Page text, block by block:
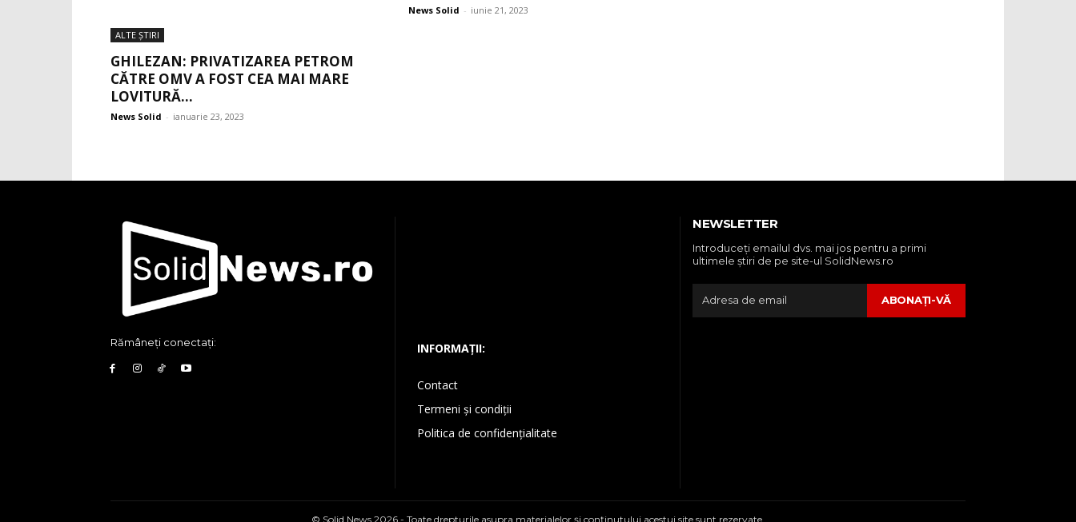
News Solid - iunie 21, 2023
ALTE ŞTIRI
GHILEZAN: PRIVATIZAREA PETROM
CĂTRE OMV A FOST CEA MAI MARE
LOVITURĂ...
News Solid - ianuarie 23, 2023
Rămâneți conectați: INFORMAȚII:
Contact
Termeni și condiții
Politica de confidențialitate
NEWSLETTER
Introduceţi emailul dvs. mai jos pentru a primi
ultimele ştiri de pe site-ul SolidNews.ro
ABONAŢI-VĂ
© Solid News 2026 - Toate drepturile asupra materialelor şi conţinutului acestui site sunt rezervate.